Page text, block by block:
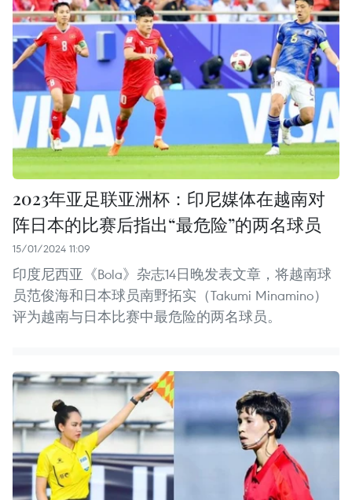
2023年亚足联亚洲杯：印尼媒体在越南对
阵日本的比赛后指出“最危险”的两名球员
15/01/2024 11:09
印度尼西亚《Bola》杂志14日晚发表文章，将越南球
员范俊海和日本球员南野拓实（Takumi Minamino）
评为越南与日本比赛中最危险的两名球员。